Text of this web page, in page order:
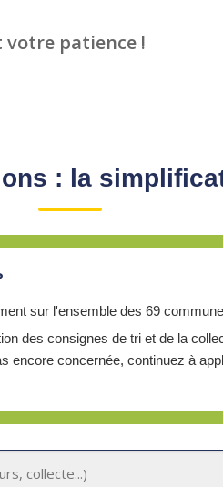
votre patience !
: la
sur l'ensemble des 69
des consignes de tri et de la
encore concernée, continuez à